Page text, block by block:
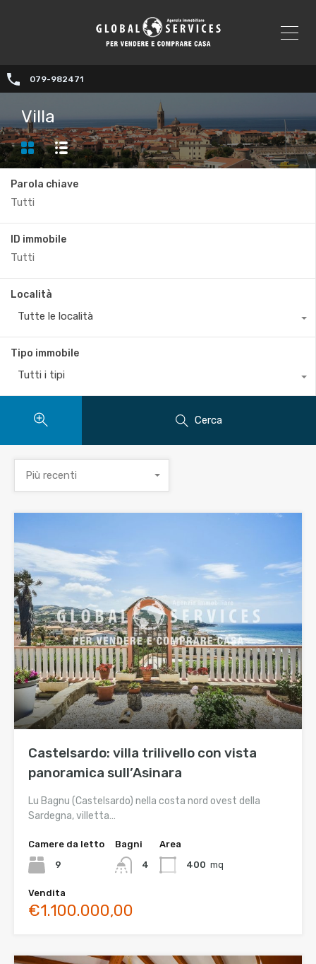
079-982471
Villa
Parola chiave
ID immobile
Località
Tutte le località
Tipo immobile
Tutti i tipi
Cerca
Più recenti
Castelsardo: villa trilivello con vista
panoramica sull’Asinara
Lu Bagnu (Castelsardo) nella costa nord ovest della
Sardegna, villetta…
Camere da letto
9
Bagni
4
Area
400 mq
Vendita
€1.100.000,00